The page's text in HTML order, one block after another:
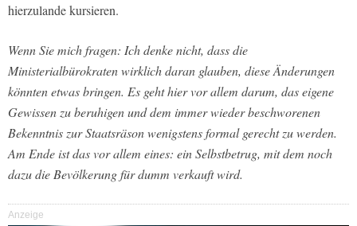
hierzulande kursieren.
Wenn Sie mich fragen: Ich denke nicht, dass die
Ministerialbürokraten wirklich daran glauben, diese Änderungen
könnten etwas bringen. Es geht hier vor allem darum, das eigene
Gewissen zu beruhigen und dem immer wieder beschworenen
Bekenntnis zur Staatsräson wenigstens formal gerecht zu werden.
Am Ende ist das vor allem eines: ein Selbstbetrug, mit dem noch
dazu die Bevölkerung für dumm verkauft wird.
Anzeige